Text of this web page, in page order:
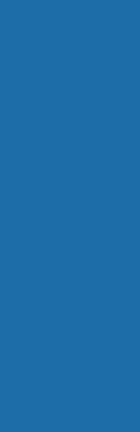
建议哈！
用的，主要后台
性比较独立了，